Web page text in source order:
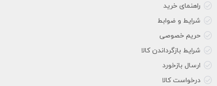
راهنمای خرید
شرایط و ضوابط
حریم خصوصی
شرایط بازگرداندن کالا
ارسال بازخورد
درخواست کالا